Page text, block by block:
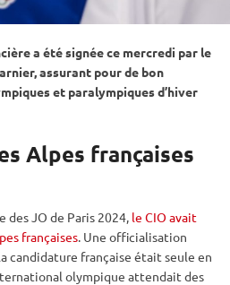
a été signée ce mercredi par le
assurant pour de bon
et paralympiques d’hiver
Alpes françaises
des JO de Paris 2024, le CIO avait
françaises. Une officialisation
candidature française était seule en
olympique attendait des